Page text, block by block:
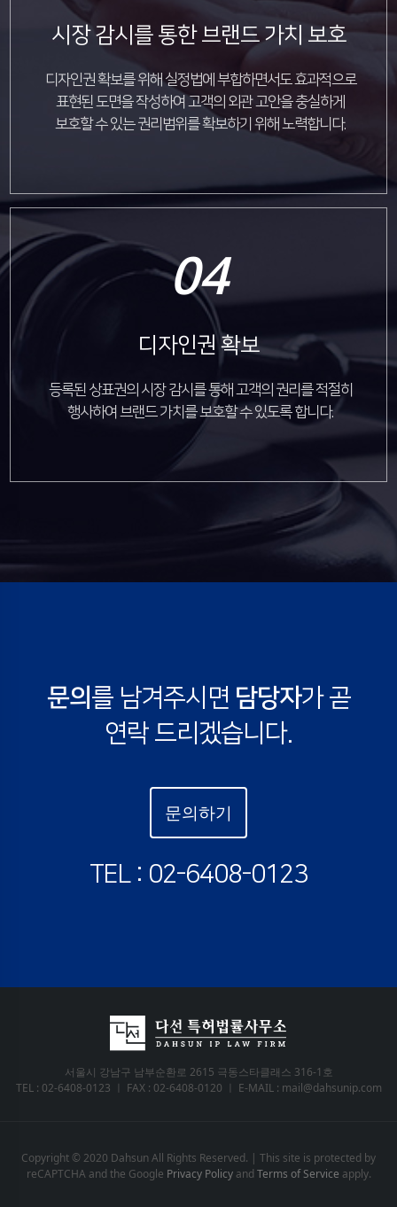
시장 감시를 통한 브랜드 가치 보호
디자인권 확보를 위해 실정법에 부합하면서도 효과적으로
표현된 도면을 작성하여 고객의 외관 고안을 충실하게
보호할 수 있는 권리범위를 확보하기 위해 노력합니다.
04
디자인권 확보
등록된 상표권의 시장 감시를 통해 고객의 권리를 적절히
행사하여 브랜드 가치를 보호할 수 있도록 합니다.
문의 를 남겨주시면 담당자가 곧
연락 드리겠습니다.
문의하기
TEL : 02-6408-0123
서울시 강남구 남부순환로 2615 극동스타클래스 316-1호
TEL : 02-6408-0123 ㅣ FAX : 02-6408-0120 ㅣ E-MAIL : mail@dahsunip.com
Copyright © 2020 Dahsun All Rights Reserved. | This site is protected by
reCAPTCHA and the Google Privacy Policyand Terms of Service apply.